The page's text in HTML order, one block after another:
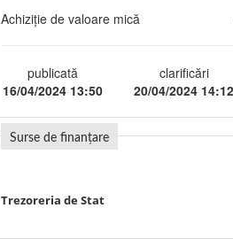
Achiziție de valoare mică
publicată
16/04/2024 13:50
clarificări
20/04/2024 14:12
Surse de finanțare
Trezoreria de Stat